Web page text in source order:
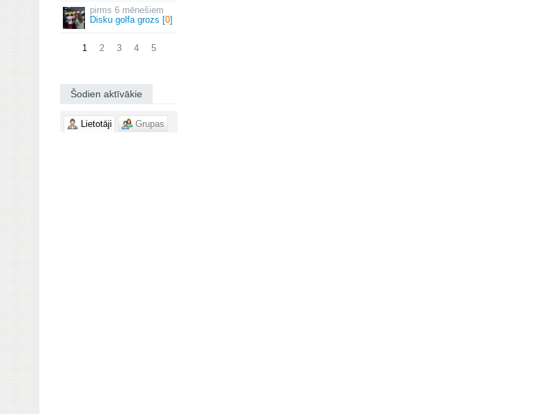
6 mēnešiem
Disku golfa grozs [0]
1 2 3 4 5
Šodien aktīvākie
Lietotāji Grupas